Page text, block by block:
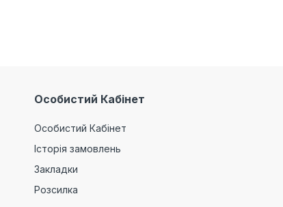
Особистий Кабінет
Особистий Кабінет
Історія замовлень
Закладки
Розсилка